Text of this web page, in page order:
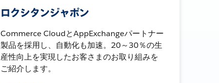
ロクシタンジャポン
Commerce CloudとAppExchangeパートナー
製品を採用し、自動化も加速。20～30％の生
産性向上を実現したお客さまのお取り組みを
ご紹介します。